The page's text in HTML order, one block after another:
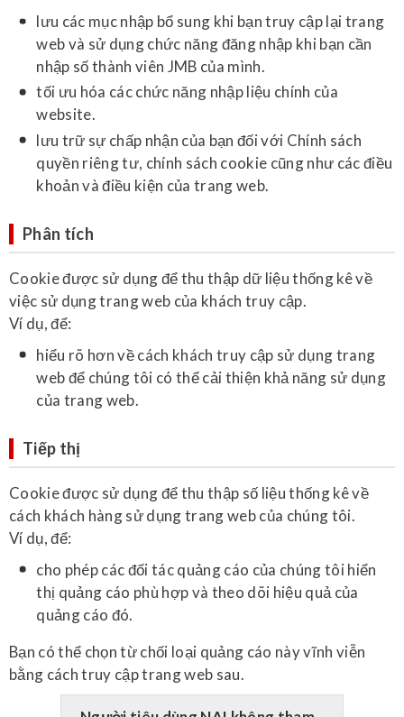
lưu các mục nhập bổ sung khi bạn truy cập lại trang
web và sử dụng chức năng đăng nhập khi bạn cần
nhập số thành viên JMB của mình.
tối ưu hóa các chức năng nhập liệu chính của
website.
lưu trữ sự chấp nhận của bạn đối với Chính sách
quyền riêng tư, chính sách cookie cũng như các điều
khoản và điều kiện của trang web.
Phân tích
Cookie được sử dụng để thu thập dữ liệu thống kê về
việc sử dụng trang web của khách truy cập.
Ví dụ, để:
hiểu rõ hơn về cách khách truy cập sử dụng trang
web để chúng tôi có thể cải thiện khả năng sử dụng
của trang web.
Tiếp thị
Cookie được sử dụng để thu thập số liệu thống kê về
cách khách hàng sử dụng trang web của chúng tôi.
Ví dụ, để:
cho phép các đối tác quảng cáo của chúng tôi hiển
thị quảng cáo phù hợp và theo dõi hiệu quả của
quảng cáo đó.
Bạn có thể chọn từ chối loại quảng cáo này vĩnh viễn
bằng cách truy cập trang web sau.